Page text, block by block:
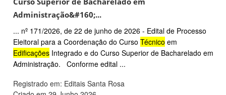
Administração&#160;...
... nº 171/2026, de 22 de junho de 2026 - Edital de Processo
Eleitoral para a Coordenação do Curso Técnico em
Edificações Integrado e do Curso Superior de Bacharelado em
Administração. Conforme edital ...
Registrado em: Editais Santa Rosa